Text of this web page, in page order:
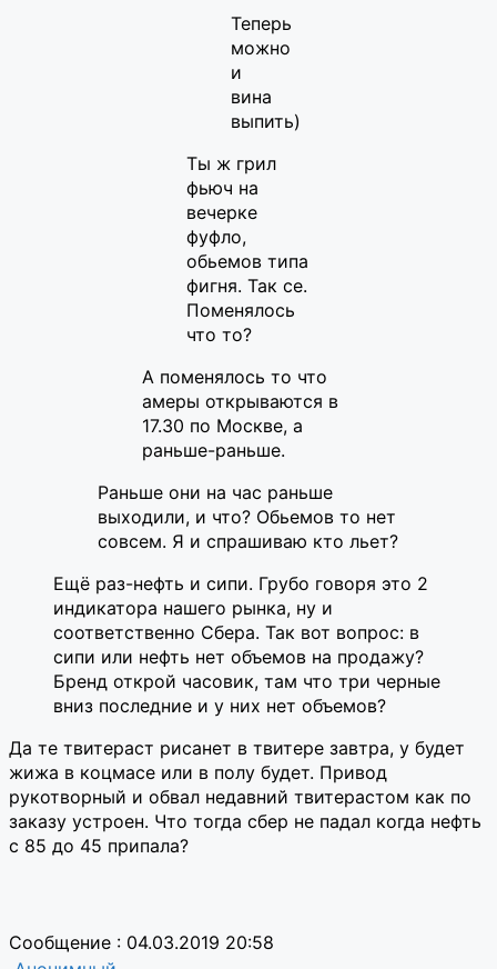
Теперь
можно
и
вина
выпить)
Ты ж грил
фьюч на
вечерке
фуфло,
обьемов типа
фигня. Так се.
Поменялось
что то?
А поменялось то что
амеры открываются в
17.30 по Москве, а
раньше-раньше.
Раньше они на час раньше
выходили, и что? Обьемов то нет
совсем. Я и спрашиваю кто льет?
Ещё раз-нефть и сипи. Грубо говоря это 2
индикатора нашего рынка, ну и
соответственно Сбера. Так вот вопрос: в
сипи или нефть нет объемов на продажу?
Бренд открой часовик, там что три черные
вниз последние и у них нет объемов?
Да те твитераст рисанет в твитере завтра, у будет
жижа в коцмасе или в полу будет. Привод
рукотворный и обвал недавний твитерастом как по
заказу устроен. Что тогда сбер не падал когда нефть
с 85 до 45 припала?
Сообщение : 04.03.2019 20:58